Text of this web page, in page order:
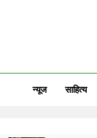
न्यूज साहित्य